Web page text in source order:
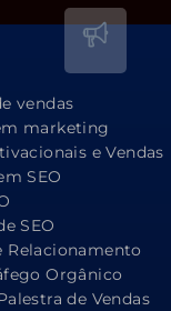
vendas
marketing
e Vendas
SEO​
SEO
Relacionamento
Orgânico
de Vendas